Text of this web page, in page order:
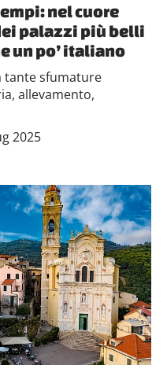
nel cuore
palazzi più belli
un po’ italiano
tante sfumature
allevamento,
2025